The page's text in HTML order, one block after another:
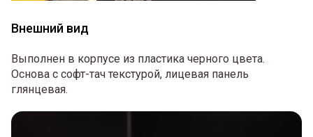
Внешний вид
Выполнен в корпусе из пластика черного цвета.
Основа с софт-тач текстурой, лицевая панель
глянцевая.